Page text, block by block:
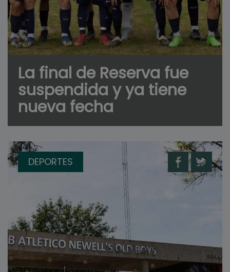
La final de Reserva fue
suspendida y ya tiene
nueva fecha
DEPORTES